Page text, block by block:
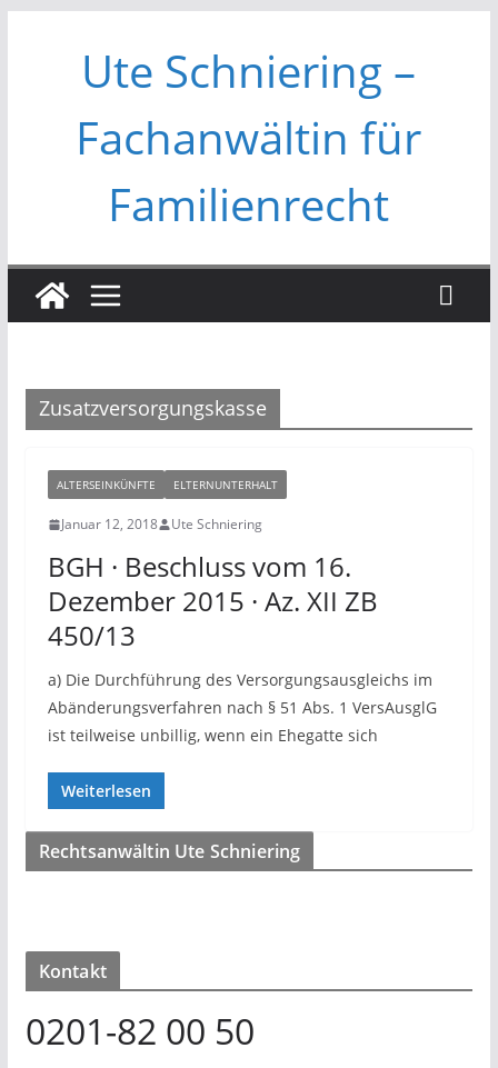
Ute Schniering –
Fachanwältin für
Familienrecht
Zusatzversorgungskasse
ALTERSEINKÜNFTE ELTERNUNTERHALT
Januar 12, 2018 Ute Schniering
BGH · Beschluss vom 16.
Dezember 2015 · Az. XII ZB
450/13
a) Die Durchführung des Versorgungsausgleichs im
Abänderungsverfahren nach § 51 Abs. 1 VersAusglG
ist teilweise unbillig, wenn ein Ehegatte sich
Weiterlesen
Rechtsanwältin Ute Schniering
Kontakt
0201-82 00 50